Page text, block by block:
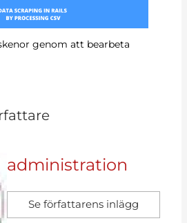
genom att bearbeta
administration
Se författarens inlägg